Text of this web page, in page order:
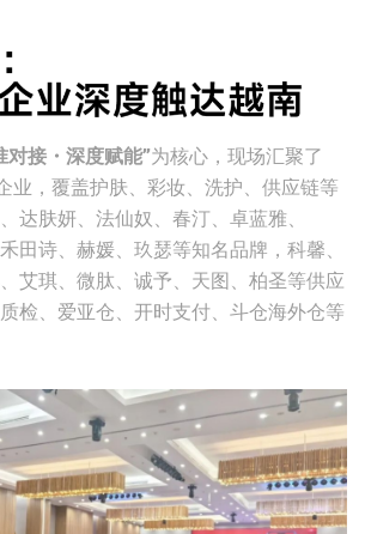
对接・深度赋能”为核心，现场汇聚了
业，覆盖护肤、彩妆、洗护、供应链等
达肤妍、法仙奴、春汀、卓蓝雅、
田诗、赫媛、玖瑟等知名品牌，科馨、
艾琪、微肽、诚予、天图、柏圣等供应
检、爱亚仓、开时支付、斗仓海外仓等